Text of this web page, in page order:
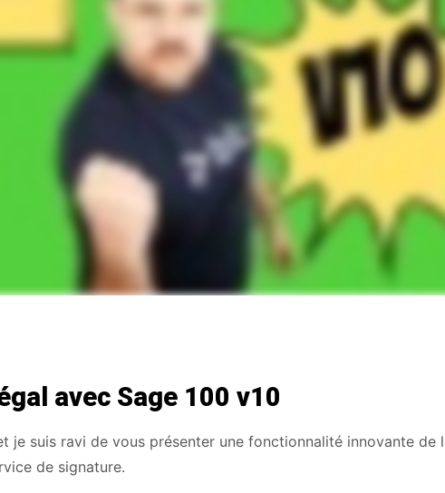
avec Sage 100 v10
je suis ravi de vous présenter une fonctionnalité innovante de
de signature.